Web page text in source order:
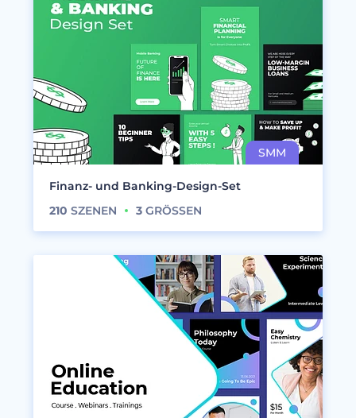
Finanz- und Banking-Design-Set
210 SZENEN 3 GRÖSSEN